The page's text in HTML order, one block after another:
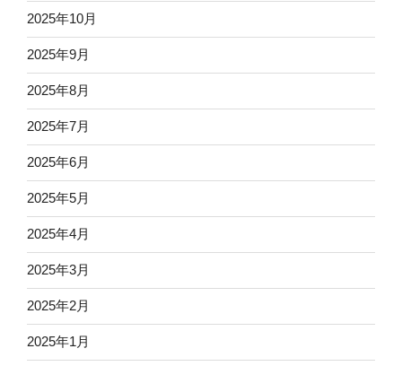
2025年10月
2025年9月
2025年8月
2025年7月
2025年6月
2025年5月
2025年4月
2025年3月
2025年2月
2025年1月